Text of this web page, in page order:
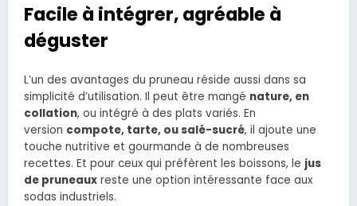
Facile à intégrer, agréable à
déguster
L’un des avantages du pruneau réside aussi dans sa
simplicité d’utilisation. Il peut être mangé nature, en
collation, ou intégré à des plats variés. En
version compote, tarte, ou salé-sucré, il ajoute une
touche nutritive et gourmande à de nombreuses
recettes. Et pour ceux qui préfèrent les boissons, le jus
de pruneaux reste une option intéressante face aux
sodas industriels.